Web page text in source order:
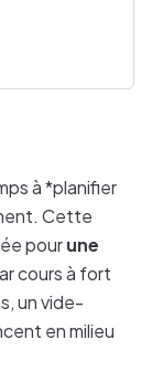
à *planifier
Cette
pourune
cours à fort
un vide-
en milieu